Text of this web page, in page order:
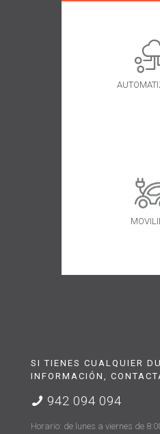
SI TIENES CUALQUIER
INFORMACIÓN,
942 094 094
Horario: de lunes a viernes de